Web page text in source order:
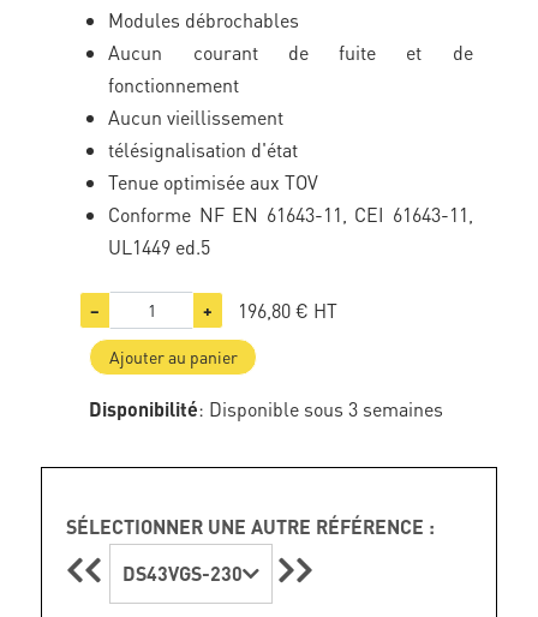
Modules débrochables
Aucun courant de fuite et de
fonctionnement
Aucun vieillissement
télésignalisation d'état
Tenue optimisée aux TOV
Conforme NF EN 61643-11, CEI 61643-11,
UL1449 ed.5
− + 196,80 € HT
Ajouter au panier
Disponibilité: Disponible sous 3 semaines
SÉLECTIONNER UNE AUTRE RÉFÉRENCE :
DS43VGS-230